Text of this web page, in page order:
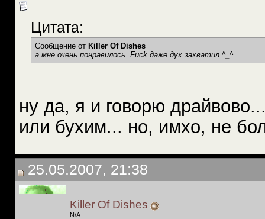
Цитата:
Сообщение от Killer Of Dishes
а мне очень понравилось. Fuck даже дух захватил ^_^
ну да, я и говорю
или бухим... но, имхо, не
25.05.2007, 21:38
Killer Of Dishes
N/A